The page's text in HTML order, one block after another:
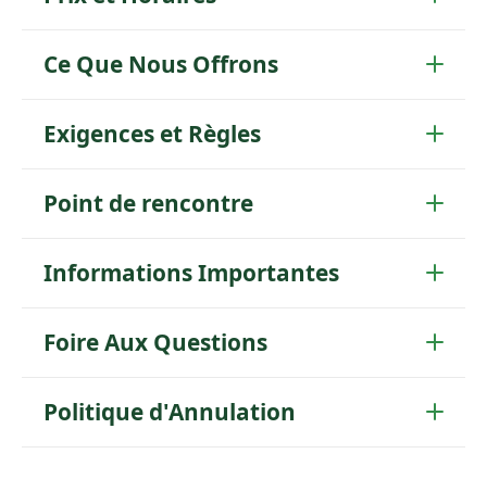
Ce Que Nous Offrons
Exigences et Règles
Point de rencontre
Informations Importantes
Foire Aux Questions
Politique d'Annulation